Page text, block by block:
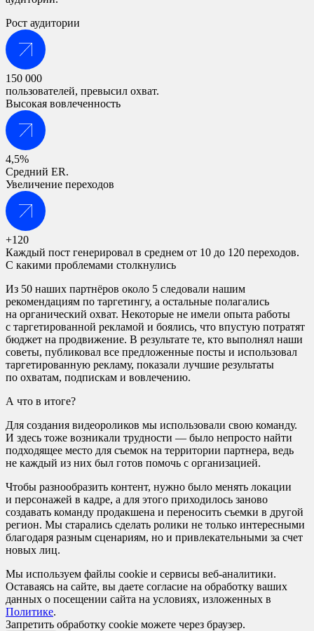
Рост аудитории
150 000
пользователей, превысил охват.
Высокая вовлеченность
4,5%
Средний ER.
Увеличение переходов
+120
Каждый пост генерировал в среднем от 10 до 120 переходов.
С какими проблемами столкнулись
Из 50 наших партнёров около 5 следовали нашим
рекомендациям по таргетингу, а остальные полагались
на органический охват. Некоторые не имели опыта работы
с таргетированной рекламой и боялись, что впустую потратят
бюджет на продвижение. В результате те, кто выполнял наши
советы, публиковал все предложенные посты и использовал
таргетированную рекламу, показали лучшие результаты
по охватам, подпискам и вовлечению.
А что в итоге?
Для создания видеороликов мы использовали свою команду.
И здесь тоже возникали трудности — было непросто найти
подходящее место для съемок на территории партнера, ведь
не каждый из них был готов помочь с организацией.
Чтобы разнообразить контент, нужно было менять локации
и персонажей в кадре, а для этого приходилось заново
создавать команду продакшена и переносить съемки в другой
регион. Мы старались сделать ролики не только интересными
благодаря разным сценариям, но и привлекательными за счет
новых лиц.
Мы используем файлы cookie и сервисы веб-аналитики.
Оставаясь на сайте, вы даете согласие на обработку ваших
данных о посещении сайта на условиях, изложенных в
Политике.
Запретить обработку cookie можете через браузер.